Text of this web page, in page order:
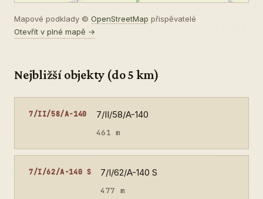
Mapové podklady © OpenStreetMap přispěvatelé
Otevřít v plné mapě →
Nejbližší objekty (do 5 km)
7/II/58/A-140 7/II/58/A-140
461 m
7/I/62/A-140 S 7/I/62/A-140 S
477 m